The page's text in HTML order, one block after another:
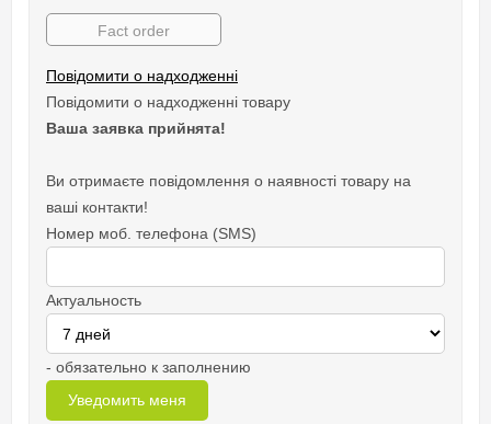
Fact order
Повідомити о надходженні
Повідомити о надходженні товару
Ваша заявка прийнята!
Ви отримаєте повідомлення о наявності товару на
ваші контакти!
Номер моб. телефона (SMS)
Актуальность
- обязательно к заполнению